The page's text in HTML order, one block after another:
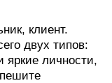
клиент.
двух типов:
яркие личности,